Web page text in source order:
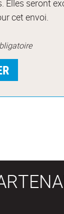
Elles seront
cet envoi.